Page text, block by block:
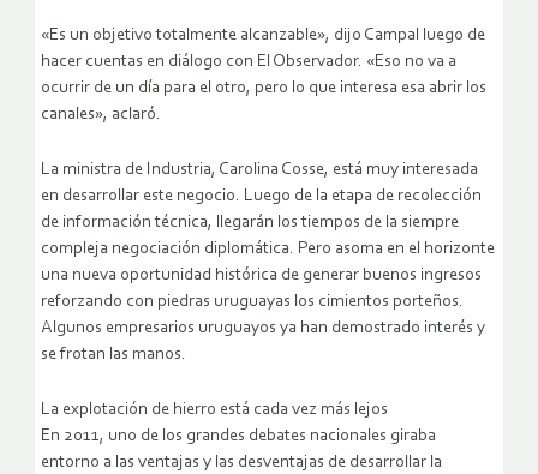
«Es un objetivo totalmente alcanzable», dijo Campal luego de
hacer cuentas en diálogo con El Observador. «Eso no va a
ocurrir de un día para el otro, pero lo que interesa esa abrir los
canales», aclaró.
La ministra de Industria, Carolina Cosse, está muy interesada
en desarrollar este negocio. Luego de la etapa de recolección
de información técnica, llegarán los tiempos de la siempre
compleja negociación diplomática. Pero asoma en el horizonte
una nueva oportunidad histórica de generar buenos ingresos
reforzando con piedras uruguayas los cimientos porteños.
Algunos empresarios uruguayos ya han demostrado interés y
se frotan las manos.
La explotación de hierro está cada vez más lejos
En 2011, uno de los grandes debates nacionales giraba
entorno a las ventajas y las desventajas de desarrollar la